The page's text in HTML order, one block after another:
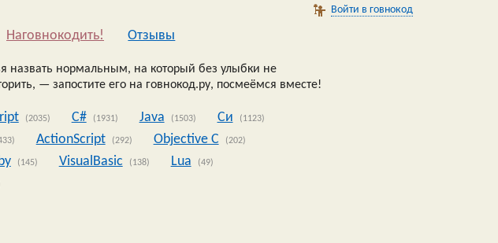
Войти в говнокод
Наговнокодить! Oтзывы
назвать нормальным, на который без улыбки не
— запостите его на говнокод.ру, посмеёмся вместе!
(2035) C# (1931) Java (1503) Си (1123)
ActionScript (292) Objective C (202)
(145) VisualBasic (138) Lua (49)